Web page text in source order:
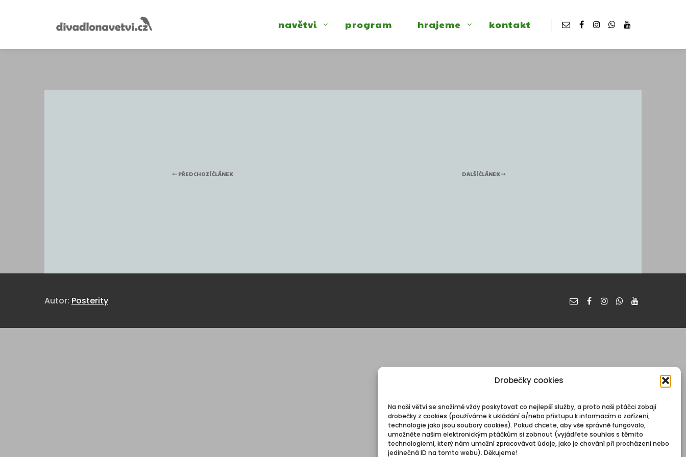
Drobečky cookies
Na naší větvi se snažímě vždy poskytovat co nejlepší služby, a proto naši ptáčci zobají
drobečky z cookies (používáme k ukládání a/nebo přístupu k informacím o zařízení,
technologie jako jsou soubory cookies). Pokud chcete, aby vše správně fungovalo,
umožněte našim elektronickým ptáčkům si zobnout (vyjádřete souhlas s těmito
technologiemi, který nám umožní zpracovávat údaje, jako je chování při procházení nebo
jedinečná ID na tomto webu). Děkujeme!
navětvi program hrajeme kontakt
PŘEDCHOZÍ ČLÁNEK DALŠÍ ČLÁNEK
Autor: Posterity